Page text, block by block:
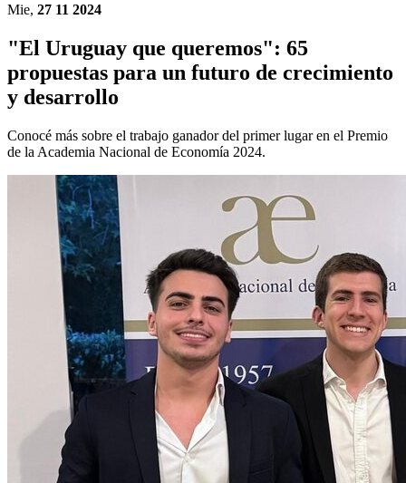
Mie, 27 11 2024
"El Uruguay que queremos": 65
propuestas para un futuro de crecimiento
y desarrollo
Conocé más sobre el trabajo ganador del primer lugar en el Premio
de la Academia Nacional de Economía 2024.